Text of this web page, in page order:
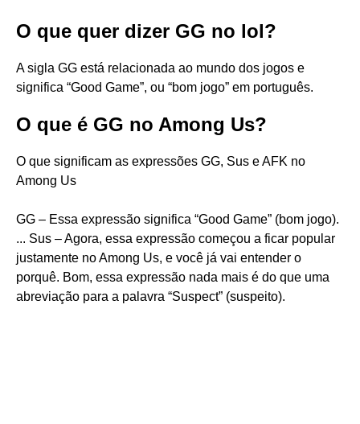
O que quer dizer GG no lol?
A sigla GG está relacionada ao mundo dos jogos e
significa “Good Game”, ou “bom jogo” em português.
O que é GG no Among Us?
O que significam as expressões GG, Sus e AFK no
Among Us
GG – Essa expressão significa “Good Game” (bom jogo).
... Sus – Agora, essa expressão começou a ficar popular
justamente no Among Us, e você já vai entender o
porquê. Bom, essa expressão nada mais é do que uma
abreviação para a palavra “Suspect” (suspeito).